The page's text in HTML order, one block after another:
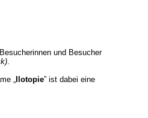
und Besucher
„ Ilotopie” ist dabei eine